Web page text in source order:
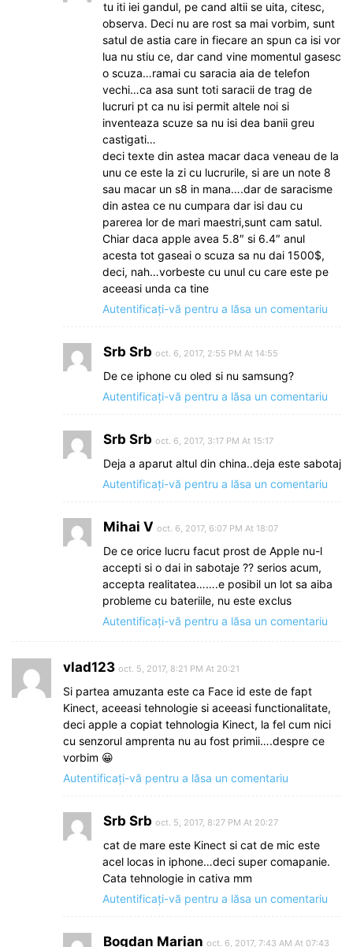
tu iti iei gandul, pe cand altii se uita, citesc,
observa. Deci nu are rost sa mai vorbim, sunt
satul de astia care in fiecare an spun ca isi vor
lua nu stiu ce, dar cand vine momentul gasesc
o scuza…ramai cu saracia aia de telefon
vechi…ca asa sunt toti saracii de trag de
lucruri pt ca nu isi permit altele noi si
inventeaza scuze sa nu isi dea banii greu
castigati…
deci texte din astea macar daca veneau de la
unu ce este la zi cu lucrurile, si are un note 8
sau macar un s8 in mana….dar de saracisme
din astea ce nu cumpara dar isi dau cu
parerea lor de mari maestri,sunt cam satul.
Chiar daca apple avea 5.8″ si 6.4″ anul
acesta tot gaseai o scuza sa nu dai 1500$,
deci, nah…vorbeste cu unul cu care este pe
aceeasi unda ca tine
Autentificați-vă pentru a lăsa un comentariu
Srb Srb oct. 6, 2017, 2:55 PM At 14:55
De ce iphone cu oled si nu samsung?
Autentificați-vă pentru a lăsa un comentariu
Srb Srb oct. 6, 2017, 3:17 PM At 15:17
Deja a aparut altul din china..deja este sabotaj
Autentificați-vă pentru a lăsa un comentariu
Mihai V oct. 6, 2017, 6:07 PM At 18:07
De ce orice lucru facut prost de Apple nu-l
accepti si o dai in sabotaje ?? serios acum,
accepta realitatea…….e posibil un lot sa aiba
probleme cu bateriile, nu este exclus
Autentificați-vă pentru a lăsa un comentariu
vlad123 oct. 5, 2017, 8:21 PM At 20:21
Si partea amuzanta este ca Face id este de fapt
Kinect, aceeasi tehnologie si aceeasi functionalitate,
deci apple a copiat tehnologia Kinect, la fel cum nici
cu senzorul amprenta nu au fost primii….despre ce
vorbim 😀
Autentificați-vă pentru a lăsa un comentariu
Srb Srb oct. 5, 2017, 8:27 PM At 20:27
cat de mare este Kinect si cat de mic este
acel locas in iphone…deci super comapanie.
Cata tehnologie in cativa mm
Autentificați-vă pentru a lăsa un comentariu
Bogdan Marian oct. 6, 2017, 7:43 AM At 07:43